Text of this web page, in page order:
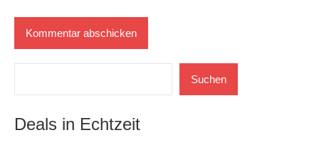
Suchen
Deals in Echtzeit